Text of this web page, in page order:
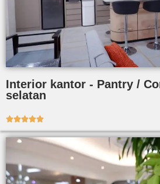
Interior kantor - Pantry /
selatan
